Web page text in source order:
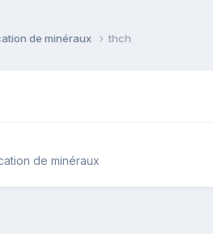
de minéraux thch
de minéraux